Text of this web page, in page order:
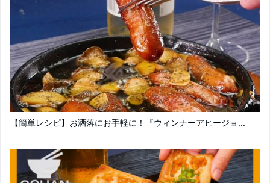
【簡単レシピ】お洒落にお手軽に！『ウィンナーアヒージョ...